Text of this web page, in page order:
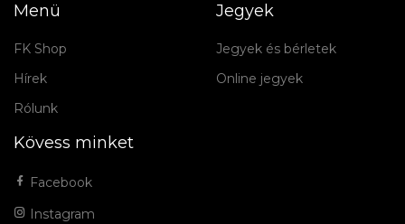
Menü
FK Shop
Hírek
Rólunk
Jegyek
Jegyek és bérletek
Online jegyek
Kövess minket
Facebook
Instagram